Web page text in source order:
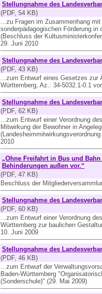
Stellungnahme des
(PDF, 54 KB)
...zu Fragen im Zusammenhang
sonderpädagogischen Förderung
(Beschluss der
29. Juni 2010
Stellungnahme des
(PDF, 43 KB)
...zum Entwurf eines Gesetzes zur
Württemberg, Az.: 34-5032.1-0.1
Stellungnahme des
(PDF, 62 KB)
...zum Entwurf einer Verordnung
Mitwirkung der Bewohner in
2010
„Ohne Freifahrt in Bus und
Behinderungen außen vor.“
(PDF, 47 KB)
Beschluss der
Stellungnahme des
(PDF, 60 KB)
...zum Entwurf einer Verordnung
Württemberg zur baulichen
10. Juni 2009
Stellungnahme des
(PDF, 46 KB)
...zum Entwurf der
Baden-Württemberg
(Sonderschule)" (29. Mai 2009)